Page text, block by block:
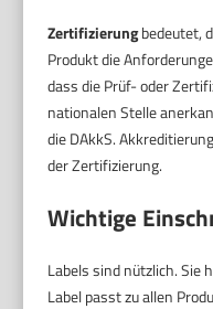
Zertifizierungbedeutet,
Produkt die
dass die Prüf- oder
nationalen Stelle
die DAkkS.
der Zertifizierung.
Wichtige
Labels sind nützlich. Sie
Label passt zu allen